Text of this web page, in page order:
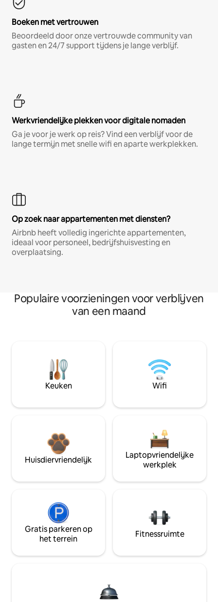
Boeken met vertrouwen
Beoordeeld door onze vertrouwde community van
gasten en 24/7 support tijdens je lange verblijf.
Werkvriendelijke plekken voor digitale nomaden
Ga je voor je werk op reis? Vind een verblijf voor de
lange termijn met snelle wifi en aparte werkplekken.
Op zoek naar appartementen met diensten?
Airbnb heeft volledig ingerichte appartementen,
ideaal voor personeel, bedrijfshuisvesting en
overplaatsing.
Populaire voorzieningen voor verblijven
van een maand
Keuken Wifi
Huisdiervriendelijk
Laptopvriendelijke
werkplek
Gratis parkeren op
het terrein
Fitnessruimte